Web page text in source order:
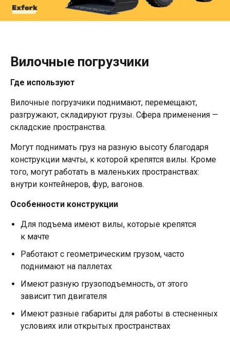
Вилочные погрузчики
Где используют
Вилочные погрузчики поднимают, перемещают,
разгружают, складируют грузы. Сфера применения —
складские пространства.
Могут поднимать груз на разную высоту благодаря
конструкции мачты, к которой крепятся вилы. Кроме
того, могут работать в маленьких пространствах:
внутри контейнеров, фур, вагонов.
Особенности конструкции
Для подъема имеют вилы, которые крепятся
к мачте
Работают с геометрическим грузом, часто
поднимают на паллетах
Имеют разную грузоподъемность, от этого
зависит тип двигателя
Имеют разные габариты для работы в стесненных
условиях или открытых пространствах